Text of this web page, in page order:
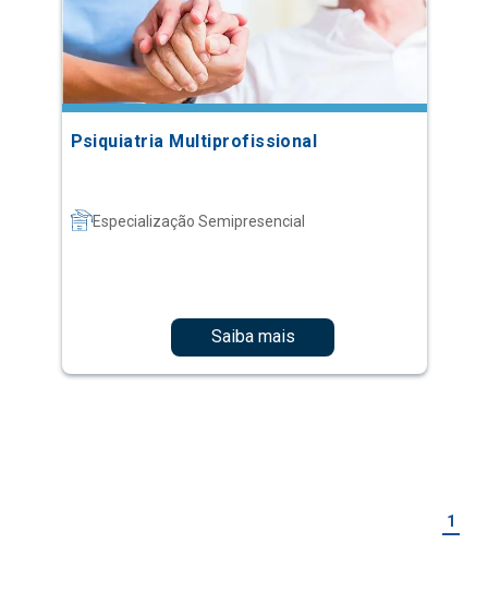
Psiquiatria Multiprofissional
Especialização Semipresencial
Saiba mais
1